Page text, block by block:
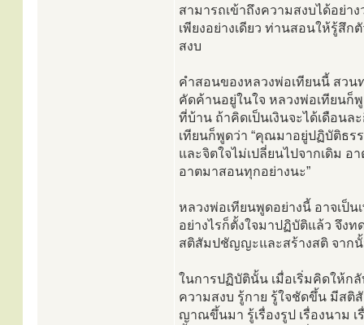
สามารถเข้าถึงความสงบได้อย่า
เพียงอย่างเดียว ท่านสอนให้รู้สึก
สงบ
คำสอนของหลวงพ่อเทียนนี้ สวน
คัดค้านอยู่ในใจ หลวงพ่อเทียนก็
ที่บ้าน ถ้าคิดเป็นเงินจะได้เดือนล
เทียนก็พูดว่า “คุณมาอยู่ปฏิบัติธร
และจิตใจไม่เปลี่ยนไปจากเดิม อ
อาตมาสอนทุกอย่างนะ”
หลวงพ่อเทียนพูดอย่างนี้ อาจเป็
อย่างไรก็ตั้งใจมาปฏิบัติแล้ว จึง
สติสัมปชัญญะและสร้างสติ จากนั้
ในการปฏิบัตินั้น เมื่อเริ่มคิดให้ก
ความสงบ รู้กาย รู้ใจชัดขึ้น มีส
ญาณขึ้นมา รู้เรื่องรูป เรื่องนาม เ